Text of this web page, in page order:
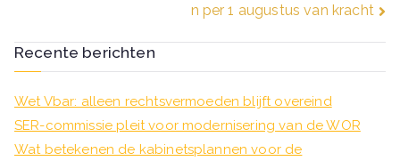
n per 1 augustus van kracht
Recente berichten
Wet Vbar: alleen rechtsvermoeden blijft overeind
SER-commissie pleit voor modernisering van de WOR
Wat betekenen de kabinetsplannen voor de